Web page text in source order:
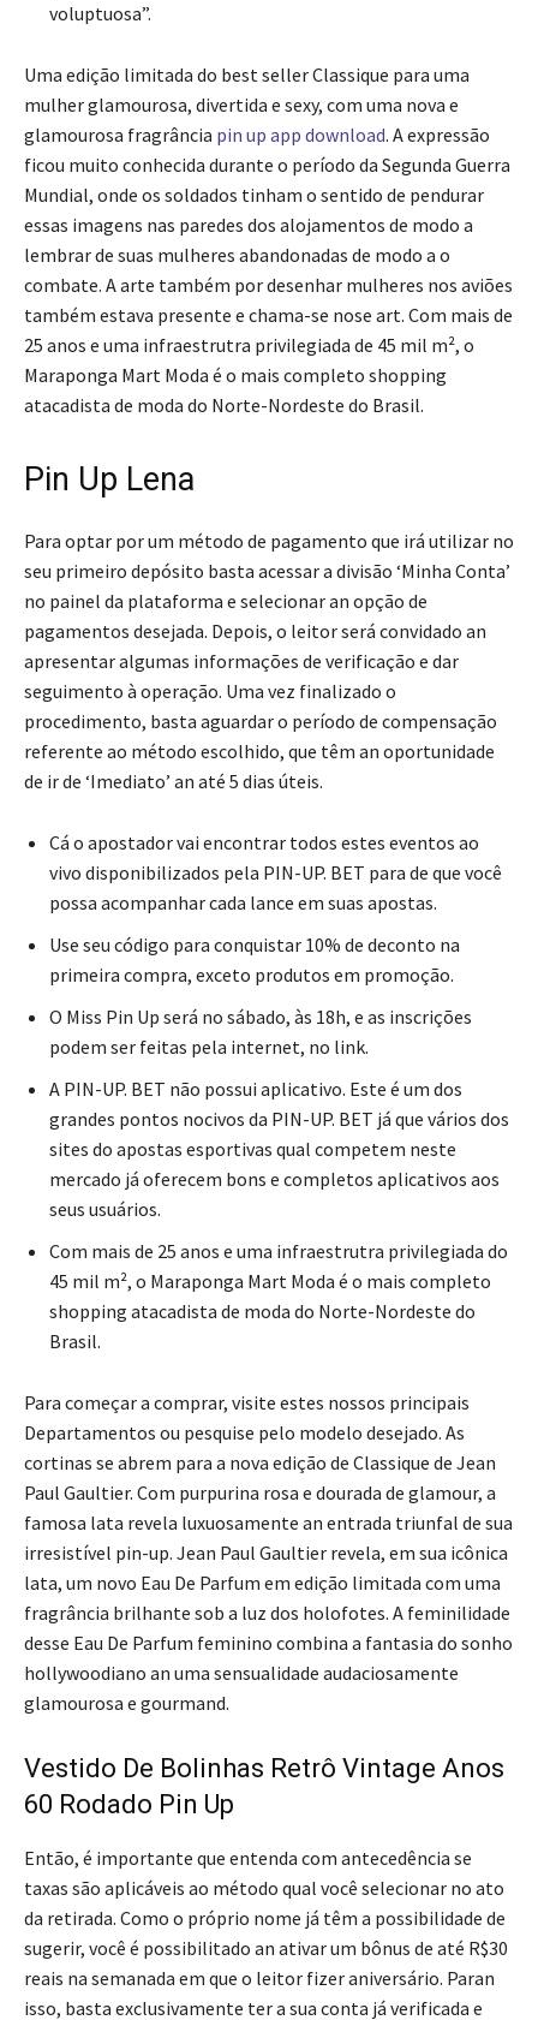
voluptuosa”.
Uma edição limitada do best seller Classique para uma
mulher glamourosa, divertida e sexy, com uma nova e
glamourosa fragrância pin up app download. A expressão
ficou muito conhecida durante o período da Segunda Guerra
Mundial, onde os soldados tinham o sentido de pendurar
essas imagens nas paredes dos alojamentos de modo a
lembrar de suas mulheres abandonadas de modo a o
combate. A arte também por desenhar mulheres nos aviões
também estava presente e chama-se nose art. Com mais de
25 anos e uma infraestrutra privilegiada de 45 mil m², o
Maraponga Mart Moda é o mais completo shopping
atacadista de moda do Norte-Nordeste do Brasil.
Pin Up Lena
Para optar por um método de pagamento que irá utilizar no
seu primeiro depósito basta acessar a divisão ‘Minha Conta’
no painel da plataforma e selecionar an opção de
pagamentos desejada. Depois, o leitor será convidado an
apresentar algumas informações de verificação e dar
seguimento à operação. Uma vez finalizado o
procedimento, basta aguardar o período de compensação
referente ao método escolhido, que têm an oportunidade
de ir de ‘Imediato’ an até 5 dias úteis.
Cá o apostador vai encontrar todos estes eventos ao
vivo disponibilizados pela PIN-UP. BET para de que você
possa acompanhar cada lance em suas apostas.
Use seu código para conquistar 10% de deconto na
primeira compra, exceto produtos em promoção.
O Miss Pin Up será no sábado, às 18h, e as inscrições
podem ser feitas pela internet, no link.
A PIN-UP. BET não possui aplicativo. Este é um dos
grandes pontos nocivos da PIN-UP. BET já que vários dos
sites do apostas esportivas qual competem neste
mercado já oferecem bons e completos aplicativos aos
seus usuários.
Com mais de 25 anos e uma infraestrutra privilegiada do
45 mil m², o Maraponga Mart Moda é o mais completo
shopping atacadista de moda do Norte-Nordeste do
Brasil.
Para começar a comprar, visite estes nossos principais
Departamentos ou pesquise pelo modelo desejado. As
cortinas se abrem para a nova edição de Classique de Jean
Paul Gaultier. Com purpurina rosa e dourada de glamour, a
famosa lata revela luxuosamente an entrada triunfal de sua
irresistível pin-up. Jean Paul Gaultier revela, em sua icônica
lata, um novo Eau De Parfum em edição limitada com uma
fragrância brilhante sob a luz dos holofotes. A feminilidade
desse Eau De Parfum feminino combina a fantasia do sonho
hollywoodiano an uma sensualidade audaciosamente
glamourosa e gourmand.
Vestido De Bolinhas Retrô Vintage Anos
60 Rodado Pin Up
Então, é importante que entenda com antecedência se
taxas são aplicáveis ao método qual você selecionar no ato
da retirada. Como o próprio nome já têm a possibilidade de
sugerir, você é possibilitado an ativar um bônus de até R$30
reais na semanada em que o leitor fizer aniversário. Paran
isso, basta exclusivamente ter a sua conta já verificada e